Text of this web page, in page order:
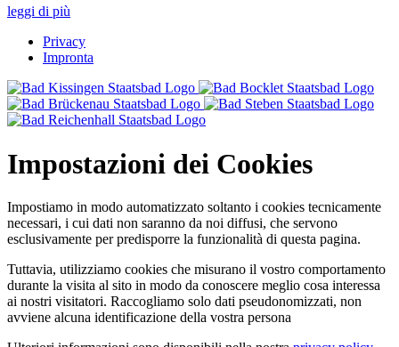
leggi di più
Privacy
Impronta
Impostazioni dei Cookies
Impostiamo in modo automatizzato soltanto i cookies tecnicamente
necessari, i cui dati non saranno da noi diffusi, che servono
esclusivamente per predisporre la funzionalità di questa pagina.
Tuttavia, utilizziamo cookies che misurano il vostro comportamento
durante la visita al sito in modo da conoscere meglio cosa interessa
ai nostri visitatori. Raccogliamo solo dati pseudonomizzati, non
avviene alcuna identificazione della vostra persona